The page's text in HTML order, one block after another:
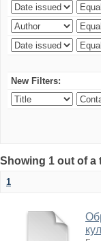
New Filters:
Showing 1 out of a
1